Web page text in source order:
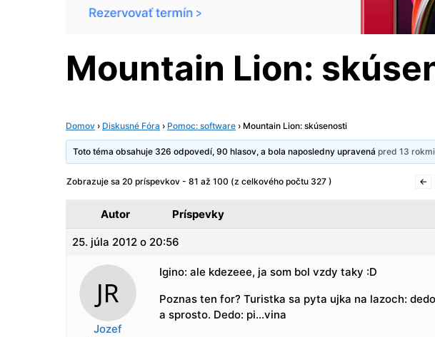
Mountain Lion:
Domov › Diskusné Fóra › Pomoc: software › Mountain Lion: skúsenosti
Toto téma obsahuje 326 odpovedí, 90 hlasov, a bola naposledny upravenápred 13
Zobrazuje sa 20 príspevkov - 81 až 100 (z celkového počtu 327 ) ←
Autor Príspevky
25. júla 2012 o 20:56
Jozef
Igino: ale kdezeee, ja som bol vzdy taky :D
Poznas ten for? Turistka sa pyta ujka na lazoch:
a sprosto. Dedo: pi…vina